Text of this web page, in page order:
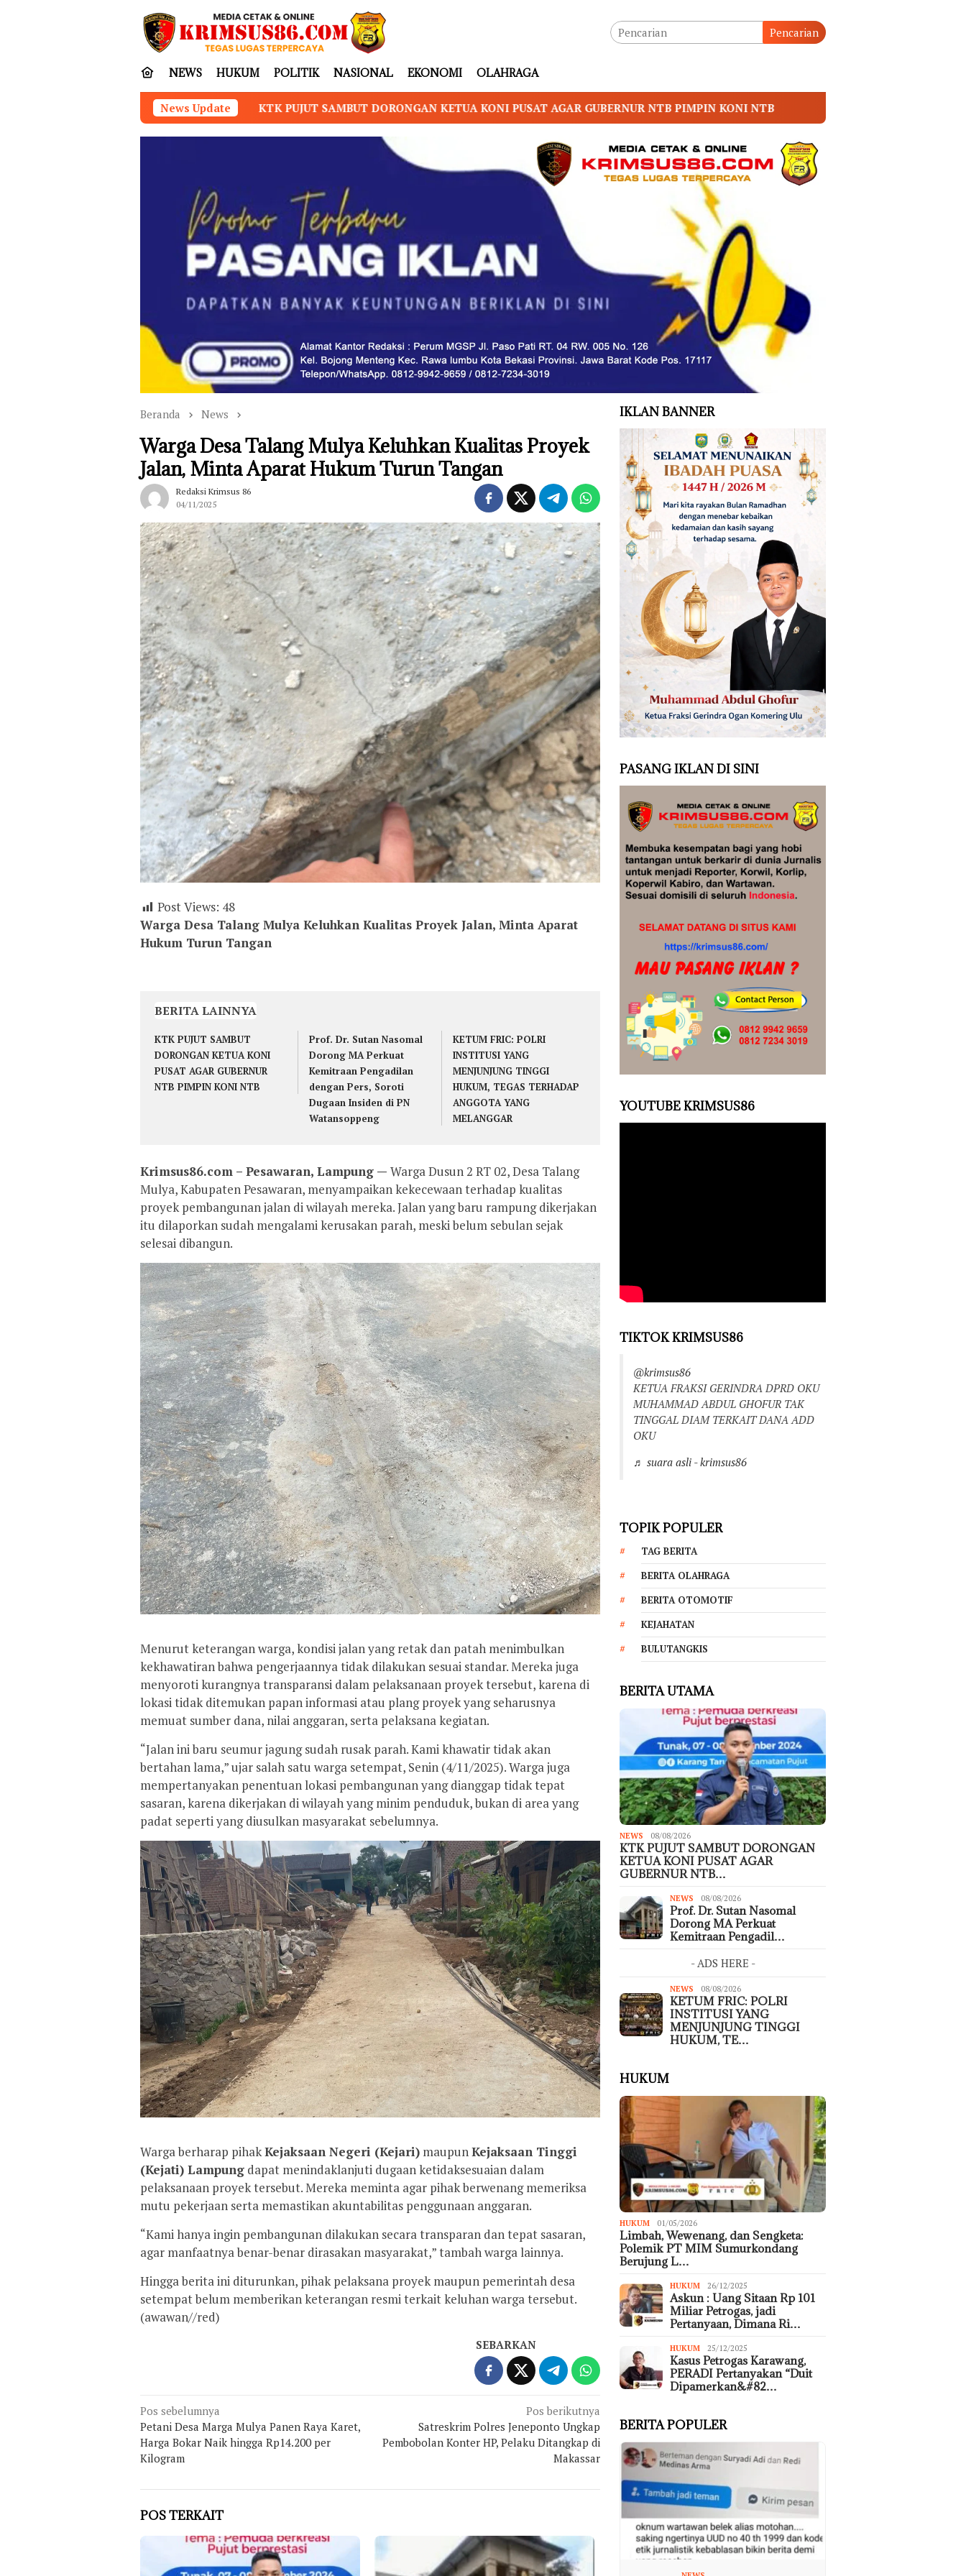
Pencarian
NEWS HUKUM POLITIK NASIONAL EKONOMI OLAHRAGA
News Update
KTK PUJUT SAMBUT DORONGAN KETUA KONI PUSAT AGAR GUBERNUR NTB PIMPIN KONI NTB Prof. Dr. Sutan Nasomal Dorong MA Perkuat Kemitraan
Beranda News
Warga Desa Talang Mulya Keluhkan Kualitas Proyek
Jalan, Minta Aparat Hukum Turun Tangan
Redaksi Krimsus 86
04/11/2025
Post Views: 48
Warga Desa Talang Mulya Keluhkan Kualitas Proyek Jalan, Minta Aparat
Hukum Turun Tangan
BERITA LAINNYA
KTK PUJUT SAMBUT
DORONGAN KETUA KONI
PUSAT AGAR GUBERNUR
NTB PIMPIN KONI NTB
Prof. Dr. Sutan Nasomal
Dorong MA Perkuat
Kemitraan Pengadilan
dengan Pers, Soroti
Dugaan Insiden di PN
Watansoppeng
KETUM FRIC: POLRI
INSTITUSI YANG
MENJUNJUNG TINGGI
HUKUM, TEGAS TERHADAP
ANGGOTA YANG
MELANGGAR
Krimsus86.com – Pesawaran, Lampung — Warga Dusun 2 RT 02, Desa Talang
Mulya, Kabupaten Pesawaran, menyampaikan kekecewaan terhadap kualitas
proyek pembangunan jalan di wilayah mereka. Jalan yang baru rampung dikerjakan
itu dilaporkan sudah mengalami kerusakan parah, meski belum sebulan sejak
selesai dibangun.
Menurut keterangan warga, kondisi jalan yang retak dan patah menimbulkan
kekhawatiran bahwa pengerjaannya tidak dilakukan sesuai standar. Mereka juga
menyoroti kurangnya transparansi dalam pelaksanaan proyek tersebut, karena di
lokasi tidak ditemukan papan informasi atau plang proyek yang seharusnya
memuat sumber dana, nilai anggaran, serta pelaksana kegiatan.
“Jalan ini baru seumur jagung sudah rusak parah. Kami khawatir tidak akan
bertahan lama,” ujar salah satu warga setempat, Senin (4/11/2025). Warga juga
mempertanyakan penentuan lokasi pembangunan yang dianggap tidak tepat
sasaran, karena dikerjakan di wilayah yang minim penduduk, bukan di area yang
padat seperti yang diusulkan masyarakat sebelumnya.
Warga berharap pihakKejaksaan Negeri (Kejari) maupunKejaksaan Tinggi
(Kejati) Lampung dapat menindaklanjuti dugaan ketidaksesuaian dalam
pelaksanaan proyek tersebut. Mereka meminta agar pihak berwenang memeriksa
mutu pekerjaan serta memastikan akuntabilitas penggunaan anggaran.
“Kami hanya ingin pembangunan dilakukan secara transparan dan tepat sasaran,
agar manfaatnya benar-benar dirasakan masyarakat,” tambah warga lainnya.
Hingga berita ini diturunkan, pihak pelaksana proyek maupun pemerintah desa
setempat belum memberikan keterangan resmi terkait keluhan warga tersebut.
(awawan//red)
SEBARKAN
Navigasi
pos
Pos sebelumnya
Petani Desa Marga Mulya Panen Raya Karet,
Harga Bokar Naik hingga Rp14.200 per
Kilogram
Pos berikutnya
Satreskrim Polres Jeneponto Ungkap
Pembobolan Konter HP, Pelaku Ditangkap di
Makassar
POS TERKAIT
IKLAN BANNER
PASANG IKLAN DI SINI
YOUTUBE KRIMSUS86
TIKTOK KRIMSUS86
@krimsus86
KETUA FRAKSI GERINDRA DPRD OKU
MUHAMMAD ABDUL GHOFUR TAK
TINGGAL DIAM TERKAIT DANA ADD
OKU
♬ suara asli - krimsus86
TOPIK POPULER
TAG BERITA
BERITA OLAHRAGA
BERITA OTOMOTIF
KEJAHATAN
BULUTANGKIS
BERITA UTAMA
NEWS 08/08/2026
KTK PUJUT SAMBUT DORONGAN
KETUA KONI PUSAT AGAR
GUBERNUR NTB…
NEWS 08/08/2026
Prof. Dr. Sutan Nasomal
Dorong MA Perkuat
Kemitraan Pengadil…
- ADS HERE -
NEWS 08/08/2026
KETUM FRIC: POLRI
INSTITUSI YANG
MENJUNJUNG TINGGI
HUKUM, TE…
HUKUM
HUKUM 01/05/2026
Limbah, Wewenang, dan Sengketa:
Polemik PT MIM Sumurkondang
Berujung L…
HUKUM 26/12/2025
Askun : Uang Sitaan Rp 101
Miliar Petrogas, jadi
Pertanyaan, Dimana Ri…
HUKUM 25/12/2025
Kasus Petrogas Karawang,
PERADI Pertanyakan “Duit
Dipamerkan&#82…
BERITA POPULER